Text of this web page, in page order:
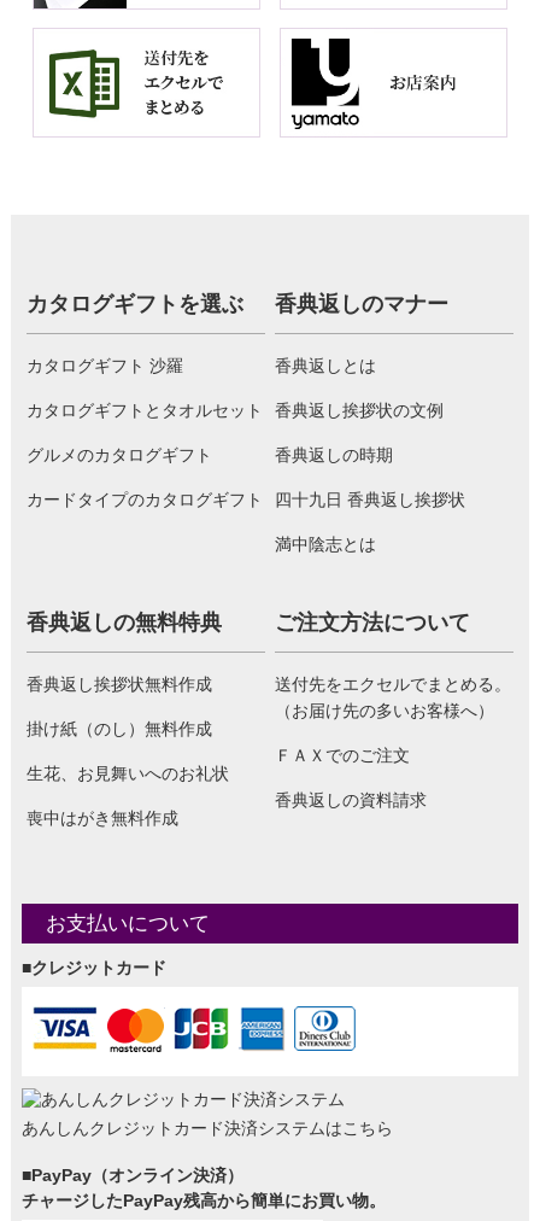
カタログギフトを選ぶ
カタログギフト 沙羅
カタログギフトとタオルセット
グルメのカタログギフト
カードタイプのカタログギフト
香典返しのマナー
香典返しとは
香典返し挨拶状の文例
香典返しの時期
四十九日 香典返し挨拶状
満中陰志とは
香典返しの無料特典
香典返し挨拶状無料作成
掛け紙（のし）無料作成
生花、お見舞いへのお礼状
喪中はがき無料作成
ご注文方法について
送付先をエクセルでまとめる。
（お届け先の多いお客様へ）
ＦＡＸでのご注文
香典返しの資料請求
お支払いについて
■クレジットカード
あんしんクレジットカード決済システムはこちら
■PayPay（オンライン決済）
チャージしたPayPay残高から簡単にお買い物。